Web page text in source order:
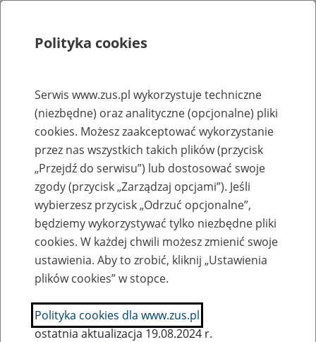
Rejestry, ewidencje i archiwa
Baza zlikwidowanych lub
przekształconych zakładów pracy
Nazwa zakładu pracy:
SZUKAJ
Polityka cookies
Serwis www.zus.pl wykorzystuje techniczne
(niezbędne) oraz analityczne (opcjonalne) pliki
cookies. Możesz zaakceptować wykorzystanie
przez nas wszystkich takich plików (przycisk
„Przejdź do serwisu”) lub dostosować swoje
zgody (przycisk „Zarządzaj opcjami”). Jeśli
wybierzesz przycisk „Odrzuć opcjonalne”,
będziemy wykorzystywać tylko niezbędne pliki
cookies. W każdej chwili możesz zmienić swoje
ustawienia. Aby to zrobić, kliknij „Ustawienia
plików cookies” w stopce.
Polityka cookies dla www.zus.pl
ostatnia aktualizacja 19.08.2024 r.